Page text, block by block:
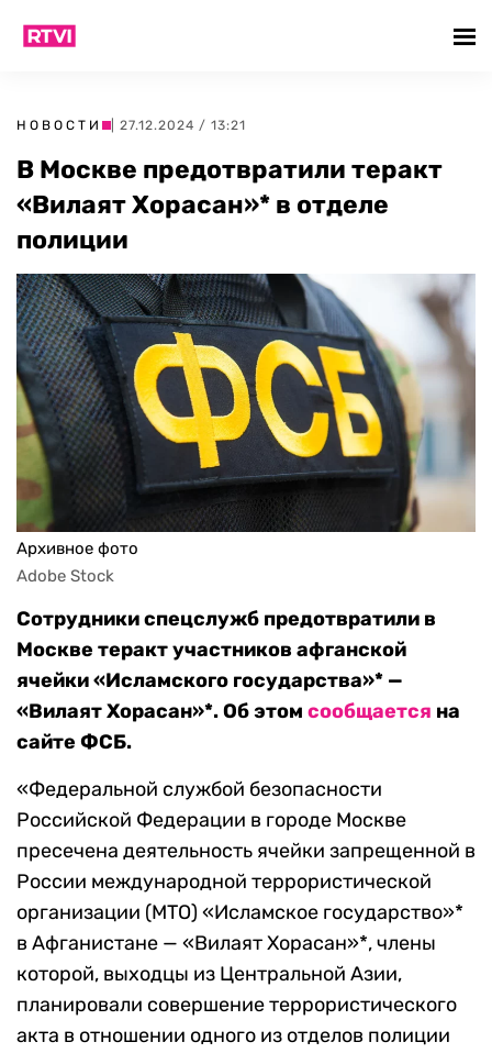
НОВОСТИ | 27.12.2024 / 13:21
В Москве предотвратили теракт
«Вилаят Хорасан»* в отделе
полиции
Архивное фото
Adobe Stock
Сотрудники спецслужб предотвратили в
Москве теракт участников афганской
ячейки «Исламского государства»* —
«Вилаят Хорасан»*. Об этом сообщается на
сайте ФСБ.
«Федеральной службой безопасности
Российской Федерации в городе Москве
пресечена деятельность ячейки запрещенной в
России международной террористической
организации (МТО) «Исламское государство»*
в Афганистане — «Вилаят Хорасан»*, члены
которой, выходцы из Центральной Азии,
планировали совершение террористического
акта в отношении одного из отделов полиции